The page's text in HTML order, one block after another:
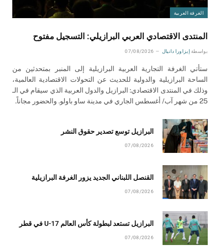
الغرفة العربية
المنتدى الاقتصادي العربي البرازيلي: التسجيل مفتوح
بواسطة إيزاورا دانيال 07/08/2026
ستأتي الغرفة التجارية العربية البرازيلية إلى المنبر بمتحدثين من
الساحة البرازيلية والدولية للحديث عن التحولات الاقتصادية العالمية،
وذلك في المنتدى الاقتصادي: البرازيل والدول العربية الذي سيقام في الـ
25 من شهر آب/ أغسطس الجاري في مدينة ساو باولو. والحضور مجاناً.
البرازيل توسع تصدير حقوق النشر
07/08/2026
القنصل اللبناني الجديد يزور الغرفة البرازيلية
07/08/2026
البرازيل تستعد لبطولة كأس العالم U-17 في قطر
07/08/2026